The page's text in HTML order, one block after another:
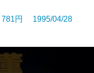
円 1995/04/28